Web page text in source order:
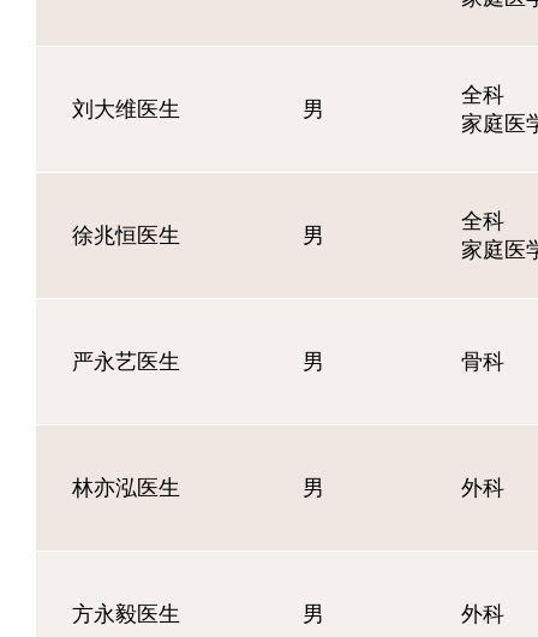
刘大维医生 男
全科
家庭医
徐兆恒医生 男
全科
家庭医
严永艺医生 男 骨科
林亦泓医生 男 外科
方永毅医生 男 外科